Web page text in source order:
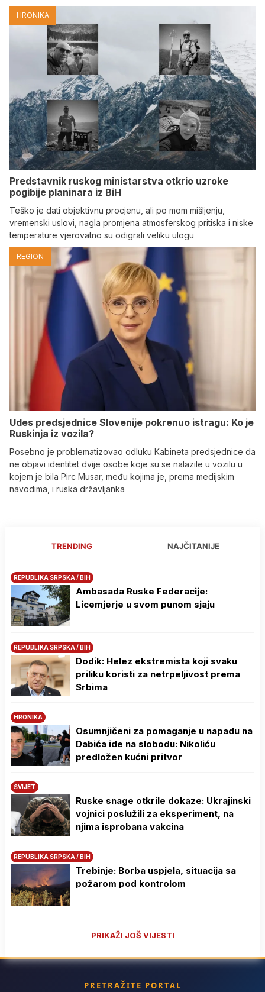
HRONIKA
Predstavnik ruskog ministarstva otkrio uzroke
pogibije planinara iz BiH
Teško je dati objektivnu procjenu, ali po mom mišljenju,
vremenski uslovi, nagla promjena atmosferskog pritiska i niske
temperature vjerovatno su odigrali veliku ulogu
REGION
Udes predsjednice Slovenije pokrenuo istragu: Ko je
Ruskinja iz vozila?
Posebno je problematizovao odluku Kabineta predsjednice da
ne objavi identitet dvije osobe koje su se nalazile u vozilu u
kojem je bila Pirc Musar, među kojima je, prema medijskim
navodima, i ruska državljanka
TRENDING NAJČITANIJE
REPUBLIKA SRPSKA / BIH
Ambasada Ruske Federacije:
Licemjerje u svom punom sjaju
REPUBLIKA SRPSKA / BIH
Dodik: Helez ekstremista koji svaku
priliku koristi za netrpeljivost prema
Srbima
HRONIKA
Osumnjičeni za pomaganje u napadu na
Dabića ide na slobodu: Nikoliću
predložen kućni pritvor
SVIJET
Ruske snage otkrile dokaze: Ukrajinski
vojnici poslužili za eksperiment, na
njima isprobana vakcina
REPUBLIKA SRPSKA / BIH
Trebinje: Borba uspjela, situacija sa
požarom pod kontrolom
PRIKAŽI JOŠ VIJESTI
PRETRAŽITE PORTAL